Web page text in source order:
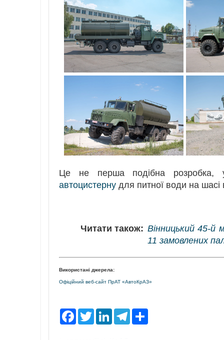
Це не перша подібна розробка,
автоцистерну для питної води на шасі
Читати також: Вінницький 45-й
11 замовлених
Використані джерела:
Офіційний веб-сайт ПрАТ «АвтоКрАЗ»
F
a
T
w
L
T